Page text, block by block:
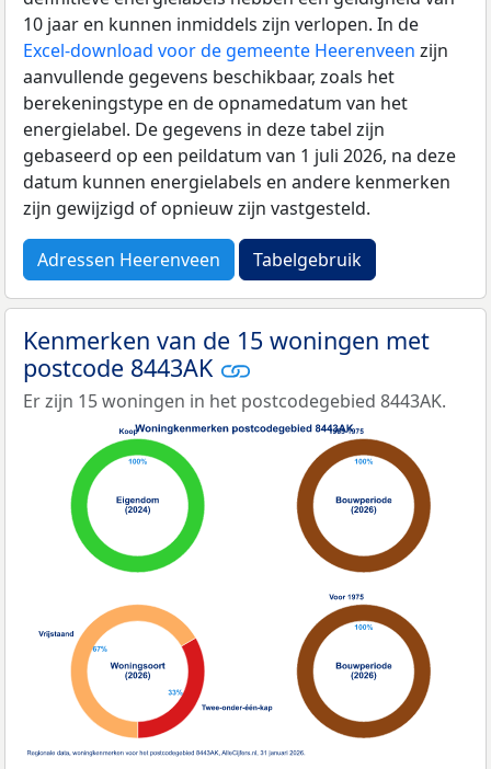
10 jaar en kunnen inmiddels zijn verlopen. In de
Excel-download voor de gemeente Heerenveen zijn
aanvullende gegevens beschikbaar, zoals het
berekeningstype en de opnamedatum van het
energielabel. De gegevens in deze tabel zijn
gebaseerd op een peildatum van 1 juli 2026, na deze
datum kunnen energielabels en andere kenmerken
zijn gewijzigd of opnieuw zijn vastgesteld.
Adressen Heerenveen Tabelgebruik
Kenmerken van de 15 woningen met
postcode 8443AK
Er zijn 15 woningen in het postcodegebied 8443AK.